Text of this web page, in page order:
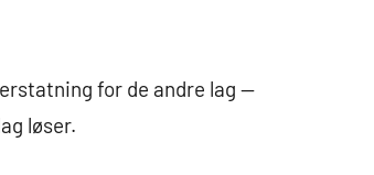
for de andre lag —
løser.